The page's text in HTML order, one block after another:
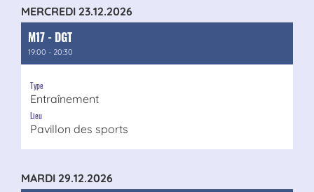
MERCREDI 23.12.2026
M17 - DGT
19:00 - 20:30
Type
Entraînement
Lieu
Pavillon des sports
MARDI 29.12.2026